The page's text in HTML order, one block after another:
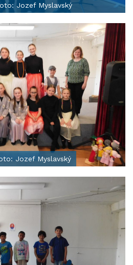
Jozef Myslavský
Jozef Myslavský